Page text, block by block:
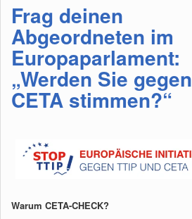
Frag deinen
Abgeordneten im
Europaparlament:
„Werden Sie gegen
CETA stimmen?“
Warum CETA-CHECK?